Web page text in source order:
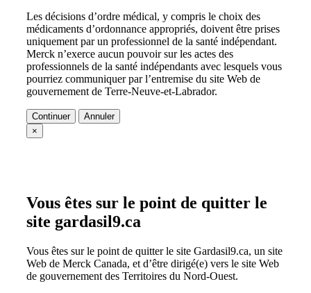
Les décisions d’ordre médical, y compris le choix des
médicaments d’ordonnance appropriés, doivent être prises
uniquement par un professionnel de la santé indépendant.
Merck n’exerce aucun pouvoir sur les actes des
professionnels de la santé indépendants avec lesquels vous
pourriez communiquer par l’entremise du site Web de
gouvernement de Terre-Neuve-et-Labrador.
Continuer
Annuler
×
Vous êtes sur le point de quitter le
site gardasil9.ca
Vous êtes sur le point de quitter le site Gardasil9.ca, un site
Web de Merck Canada, et d’être dirigé(e) vers le site Web
de gouvernement des Territoires du Nord-Ouest.